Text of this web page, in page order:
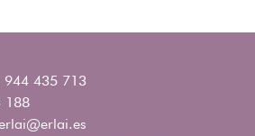
944 435 713
188